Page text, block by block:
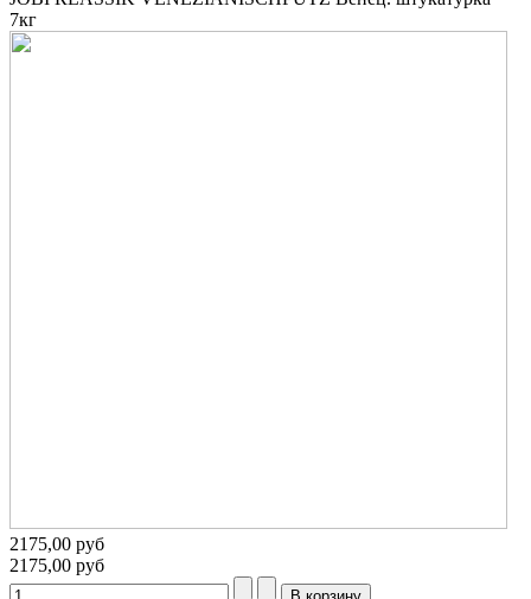
7кг
2175,00 руб
2175,00 руб